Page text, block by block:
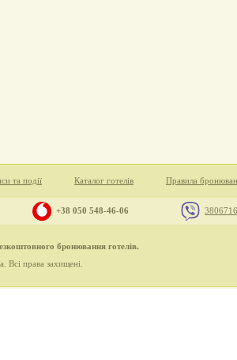
та події Каталог готелів Правила
+38 050 548-46-06
бронювання готелів.
права захищені.